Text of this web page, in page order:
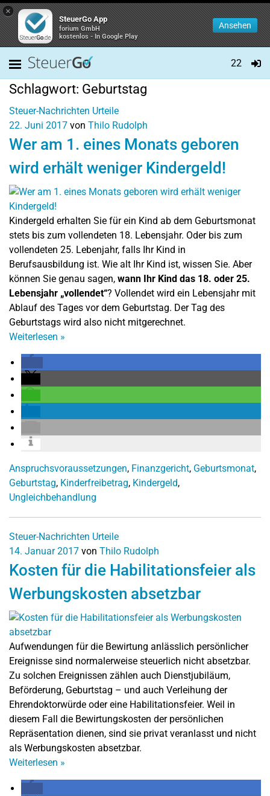
×
SteuerGo App
forium GmbH
kostenlos - In Google Play
Ansehen
22
Schlagwort: Geburtstag
Steuer-Nachrichten Urteile
22. Juni 2017 von Thilo Rudolph
Wer am 1. eines Monats geboren
wird erhält weniger Kindergeld!
Kindergeld erhalten Sie für ein Kind ab dem Geburtsmonat
stets bis zum vollendeten 18. Lebensjahr. Oder bis zum
vollendeten 25. Lebenjahr, falls Ihr Kind in
Berufsausbildung ist. Wie alt Ihr Kind ist, wissen Sie. Aber
können Sie genau sagen, wann Ihr Kind das 18. oder 25.
Lebensjahr „vollendet“? Vollendet wird ein Lebensjahr mit
Ablauf des Tages vor dem Geburtstag. Der Tag des
Geburtstags wird also nicht mitgerechnet.
Weiterlesen »
Anspruchsvoraussetzungen, Finanzgericht, Geburtsmonat,
Geburtstag, Kinderfreibetrag, Kindergeld,
Ungleichbehandlung
Steuer-Nachrichten Urteile
14. Januar 2017 von Thilo Rudolph
Kosten für die Habilitationsfeier als
Werbungskosten absetzbar
Aufwendungen für die Bewirtung anlässlich persönlicher
Ereignisse sind normalerweise steuerlich nicht absetzbar.
Zu solchen Ereignissen zählen auch Dienstjubiläum,
Beförderung, Geburtstag – und auch Verleihung der
Ehrendoktorwürde oder eine Habilitationsfeier. Weil in
diesem Fall die Bewirtungskosten der persönlichen
Repräsentation dienen, sind sie privat veranlasst und nicht
als Werbungskosten absetzbar.
Weiterlesen »